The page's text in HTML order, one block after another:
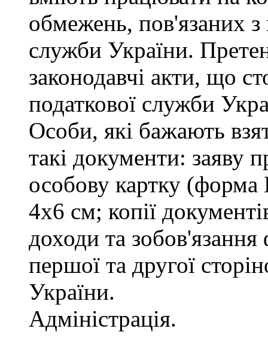
обмежень, пов'язаних
служби України.
законодавчі акти, що
податкової служби
Особи, які бажають
такі документи: заяву
особову картку
4х6 см; копії
доходи та зобов'язання
першої та другої
України.
Адміністрація.